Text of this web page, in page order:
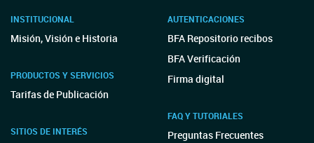
INSTITUCIONAL
Misión, Visión e Historia
PRODUCTOS Y SERVICIOS
Tarifas de Publicación
SITIOS DE INTERÉS
AUTENTICACIONES
BFA Repositorio recibos
BFA Verificación
Firma digital
FAQ Y TUTORIALES
Preguntas Frecuentes